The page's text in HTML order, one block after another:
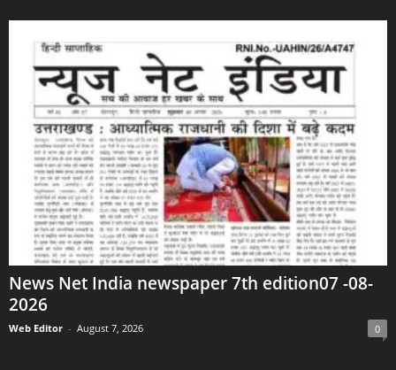
News Net India newspaper 7th edition07 -08-
2026
Web Editor - August 7, 2026 0